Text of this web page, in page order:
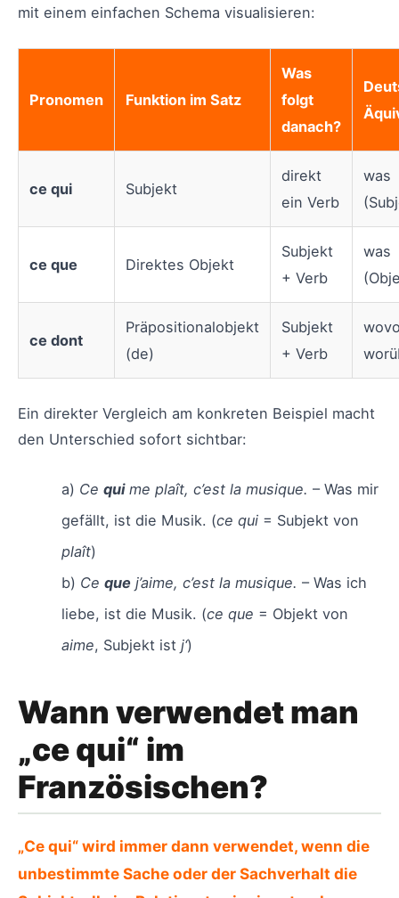
mit einem einfachen Schema visualisieren:
Pronomen Funktion im Satz
Was
folgt
danach?
ce qui Subjekt
direkt
ein Verb
was
ce que Direktes Objekt
Subjekt
+ Verb
was
ce dont
Präpositionalobjekt
(de)
Subjekt
+ Verb
Ein direkter Vergleich am konkreten Beispiel macht
den Unterschied sofort sichtbar:
a) Ce quime plaît, c’est la musique. – Was mir
gefällt, ist die Musik. (ce qui= Subjekt von
plaît)
b) Ce quej’aime, c’est la musique. – Was ich
liebe, ist die Musik. (ce que = Objekt von
aime, Subjekt ist j‘)
Wann verwendet man
„ce qui“ im
Französischen?
„Ce qui“ wird immer dann verwendet, wenn die
unbestimmte Sache oder der Sachverhalt die